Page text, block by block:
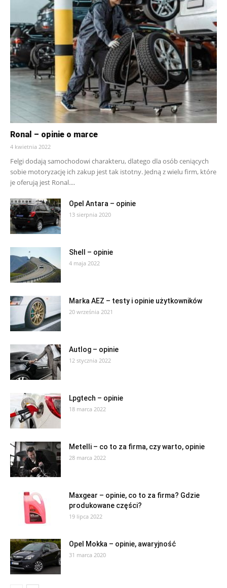
Ronal – opinie o marce
4 kwietnia 2022
Felgi dodają samochodowi charakteru, dlatego dla osób ceniących
sobie motoryzację ich zakup jest tak istotny. Jedną z wielu firm, które
je oferują jest Ronal....
Opel Antara – opinie
13 sierpnia 2020
Shell – opinie
4 maja 2022
Marka AEZ – testy i opinie użytkowników
20 września 2021
Autlog – opinie
12 stycznia 2022
Lpgtech – opinie
18 marca 2022
Metelli – co to za firma, czy warto, opinie
28 marca 2022
Maxgear – opinie, co to za firma? Gdzie
produkowane części?
19 lipca 2022
Opel Mokka – opinie, awaryjność
31 marca 2020